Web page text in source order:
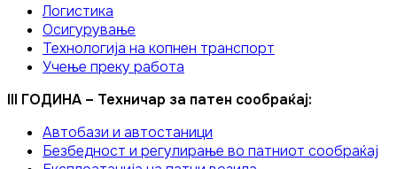
Логистика
Осигурување
Технологија на копнен транспорт
Учење преку работа
III ГОДИНА – Техничар за патен сообраќај:
Автобази и автостаници
Безбедност и регулирање во патниот сообраќај